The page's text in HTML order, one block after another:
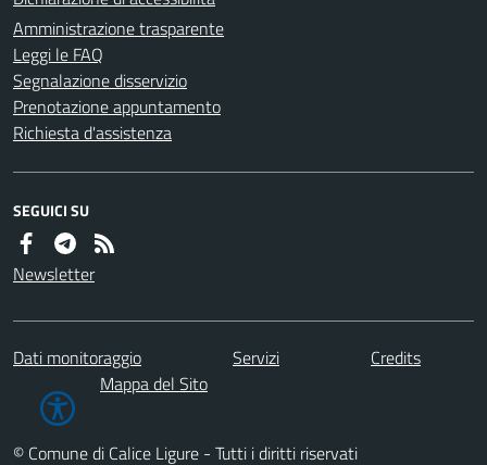
Amministrazione trasparente
Leggi le FAQ
Segnalazione disservizio
Prenotazione appuntamento
Richiesta d'assistenza
SEGUICI SU
Newsletter
Dati monitoraggio Servizi
Credits
Mappa del Sito
© Comune di Calice Ligure - Tutti i diritti riservati